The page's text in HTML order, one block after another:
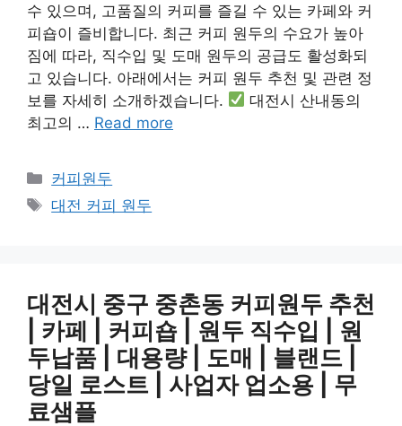
수 있으며, 고품질의 커피를 즐길 수 있는 카페와 커
피숍이 즐비합니다. 최근 커피 원두의 수요가 높아
짐에 따라, 직수입 및 도매 원두의 공급도 활성화되
고 있습니다. 아래에서는 커피 원두 추천 및 관련 정
보를 자세히 소개하겠습니다.
대전시 산내동의
최고의 … Read more
카
테
고
커피원두
태
대전 커피 원두
대전시 중구 중촌동 커피원두 추천
| 카페 | 커피숍 | 원두 직수입 | 원
두납품 | 대용량 | 도매 | 블랜드 |
당일 로스트 | 사업자 업소용 | 무
료샘플